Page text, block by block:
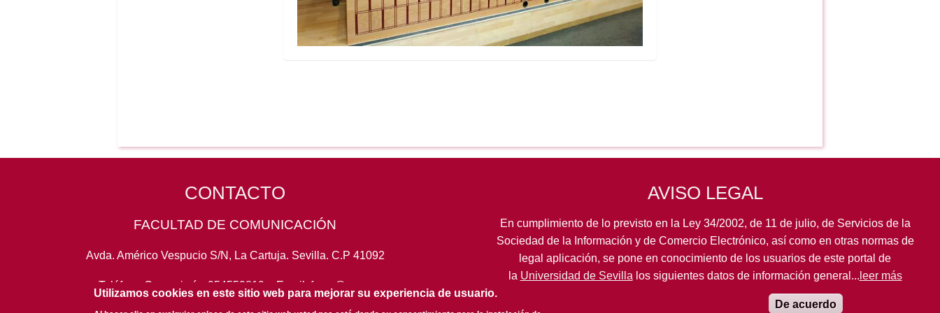
CONTACTO
FACULTAD DE COMUNICACIÓN
Avda. Américo Vespucio S/N, La Cartuja. Sevilla. C.P 41092
Teléfono Conserjería: 954559819 - Email: fcom@us.es
AVISO LEGAL
En cumplimiento de lo previsto en la Ley 34/2002, de 11 de julio, de Servicios de la
Sociedad de la Información y de Comercio Electrónico, así como en otras normas de
legal aplicación, se pone en conocimiento de los usuarios de este portal de
la Universidad de Sevilla los siguientes datos de información general... leer más
Utilizamos cookies en este sitio web para mejorar su experiencia de usuario.
De acuerdo